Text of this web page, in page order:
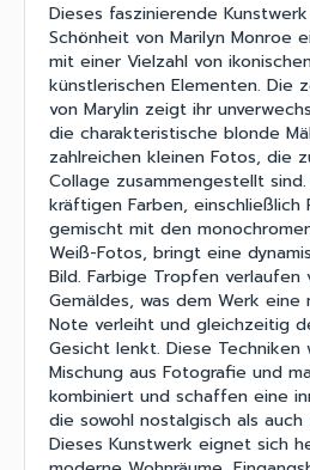
Dieses faszinierende
Schönheit von Marilyn Monroe
mit einer Vielzahl von
künstlerischen Elementen. Die
von Marylin zeigt ihr
die charakteristische blonde
zahlreichen kleinen Fotos, die
Collage zusammengestellt
kräftigen Farben, einschließlich
gemischt mit den
Weiß-Fotos, bringt eine
Bild. Farbige Tropfen verlaufen
Gemäldes, was dem Werk
Note verleiht und gleichzeitig
Gesicht lenkt. Diese
Mischung aus Fotografie und
kombiniert und schaffen eine
die sowohl nostalgisch als
Dieses Kunstwerk eignet sich